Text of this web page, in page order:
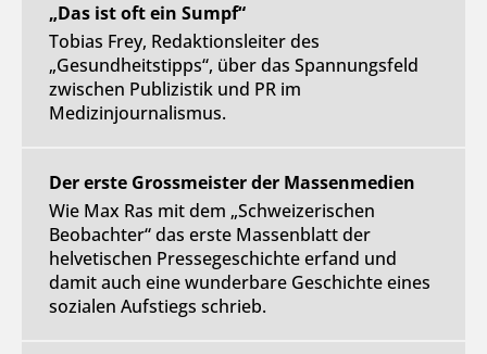
„Das ist oft ein Sumpf“
Tobias Frey, Redaktionsleiter des
„Gesundheitstipps“, über das Spannungsfeld
zwischen Publizistik und PR im
Medizinjournalismus.
Der erste Grossmeister der Massenmedien
Wie Max Ras mit dem „Schweizerischen
Beobachter“ das erste Massenblatt der
helvetischen Pressegeschichte erfand und
damit auch eine wunderbare Geschichte eines
sozialen Aufstiegs schrieb.